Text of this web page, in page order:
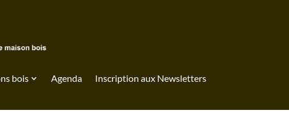
bois Agenda Inscription aux Newsletters